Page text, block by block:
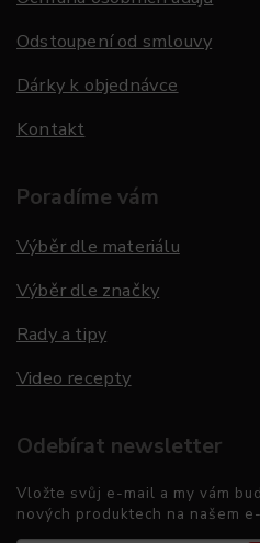
Odstoupení od smlouvy
Dárky k objednávce
Kontakt
Poradíme vám
Výběr dle materiálu
Výběr dle značky
Rady a tipy
Video recepty
Odebírat newsletter
Vložte svůj e-mail a my vám
nových produktech na našem